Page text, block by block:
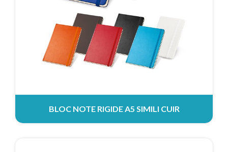
BLOC NOTE RIGIDE A5 SIMILI CUIR